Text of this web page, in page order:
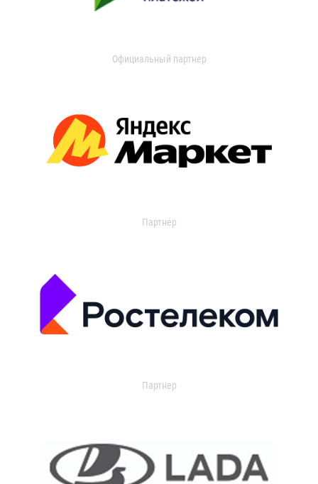
Официальный партнер
Партнер
Партнер